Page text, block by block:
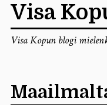
Visa
Visa Kopun blogi